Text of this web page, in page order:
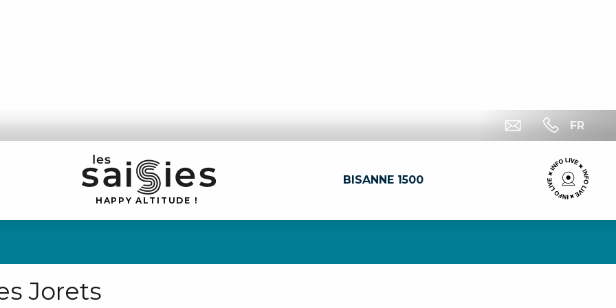
FR
HAP PY ALTI T UDE !
BISANNE 1500
Jorets